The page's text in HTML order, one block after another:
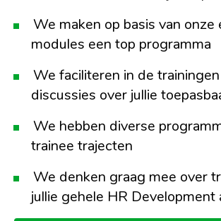
We maken op basis van onze
modules een top programma
We faciliteren in de
discussies over jullie
We hebben diverse
trainee trajecten
We denken graag mee over
jullie gehele HR Development